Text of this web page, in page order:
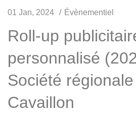
01 Jan, 2024 Évènementiel
Roll-up
personnalisé
Société régionale
Cavaillon